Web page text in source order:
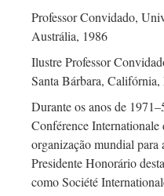
Professor Convidado,
Austrália, 1986
Ilustre Professor
Santa Bárbara,
Durante os anosde
Conférence
organização mundial para
Presidente Honorário
como Société